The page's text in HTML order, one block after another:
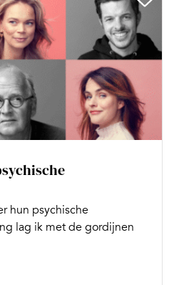
hun psychische
lag ik met de gordijnen